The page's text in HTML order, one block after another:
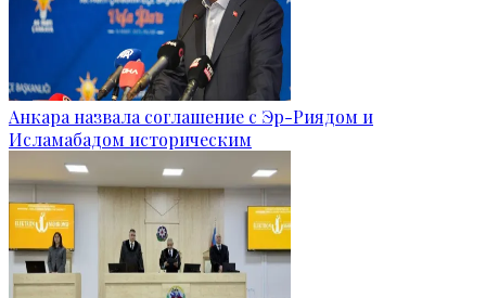
Анкара назвала соглашение с Эр-Риядом и
Исламабадом историческим